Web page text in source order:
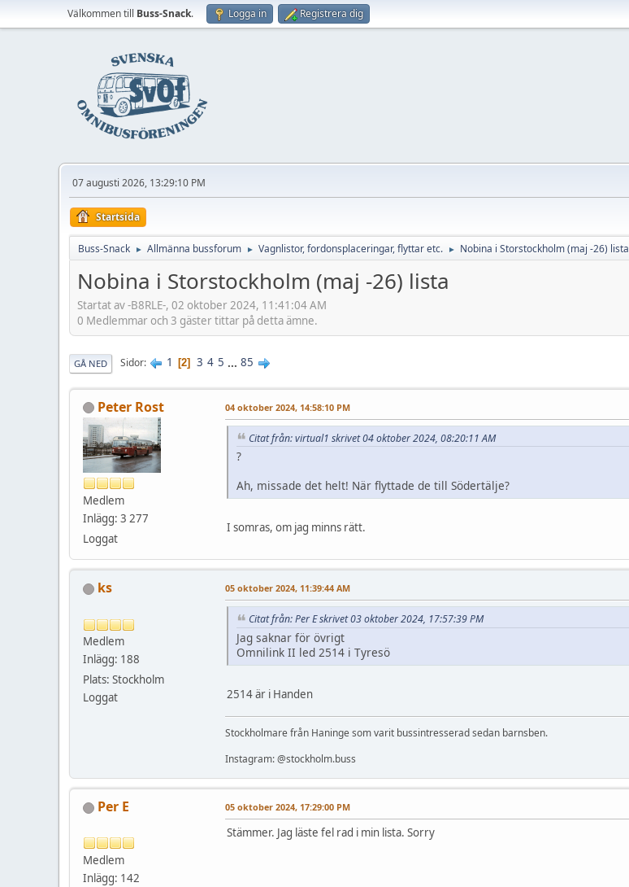
Välkommen till Buss-Snack. Logga in Registrera dig
07 augusti 2026, 13:29:10 PM
Startsida
Buss-Snack ► Allmänna bussforum ► Vagnlistor, fordonsplaceringar, flyttar etc. ► Nobina i Storstockholm (maj -26) lista
Nobina i Storstockholm (maj -26) lista
Startat av -B8RLE-, 02 oktober 2024, 11:41:04 AM
0 Medlemmar och 3 gäster tittar på detta ämne.
GÅ NED Sidor 1 2 3 4 5 ... 85
Peter Rost
Medlem
Inlägg: 3 277
Loggat
04 oktober 2024, 14:58:10 PM
Citat från: virtual1 skrivet 04 oktober 2024, 08:20:11 AM
?
Ah, missade det helt! När flyttade de till Södertälje?
I somras, om jag minns rätt.
ks
Medlem
Inlägg: 188
Plats: Stockholm
Loggat
05 oktober 2024, 11:39:44 AM
Citat från: Per E skrivet 03 oktober 2024, 17:57:39 PM
Jag saknar för övrigt
Omnilink II led 2514 i Tyresö
2514 är i Handen
Stockholmare från Haninge som varit bussintresserad sedan barnsben.
Instagram: @stockholm.buss
Per E
Medlem
Inlägg: 142
05 oktober 2024, 17:29:00 PM
Stämmer. Jag läste fel rad i min lista. Sorry